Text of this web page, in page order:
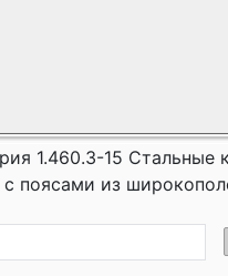
1.460.3-15 Стальные
поясами из